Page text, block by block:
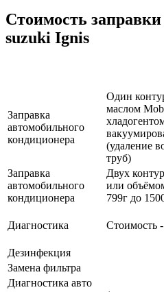
Стоимость
suzuki Ignis
Заправка
автомобильного
кондиционера
Один
маслом
(удаление
труб)
Заправка
автомобильного
кондиционера
Двух
или
799г до
Диагностика Стоимость
Дезинфекция
Замена фильтра
Диагностика авто